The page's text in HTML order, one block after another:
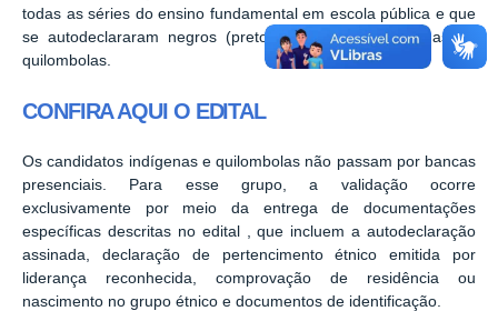
todas as séries do ensino fundamental em escola pública e que
se autodeclararam negros (pretos ou pardos), indígenas ou
quilombolas
CONFIRA AQUI O EDITAL
Os candidatos indígenas e quilombolas não passam por bancas
presenciais
Para esse grupo, a validação ocorre
exclusivamente por meio da entrega de documentações
específicas descritas no edital
, que incluem a autodeclaração
assinada, declaração de pertencimento étnico emitida por
liderança reconhecida, comprovação de residência ou
nascimento no grupo étnico e documentos de identificação